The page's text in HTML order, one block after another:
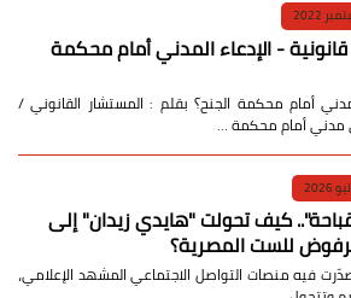
- الإدعاء المدني أمام محكمة
أمام محكمة الجنح؟ بقلم : المستشار القانوني /
مدني أمام محكمة …
كيف تحولت "هايدي زيدان" إلى
للست المصرية؟
فيه منصات التواصل الاجتماعي المشهد الإعلامي،